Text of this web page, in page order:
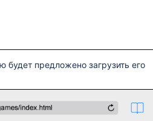
будет предложено загрузить его